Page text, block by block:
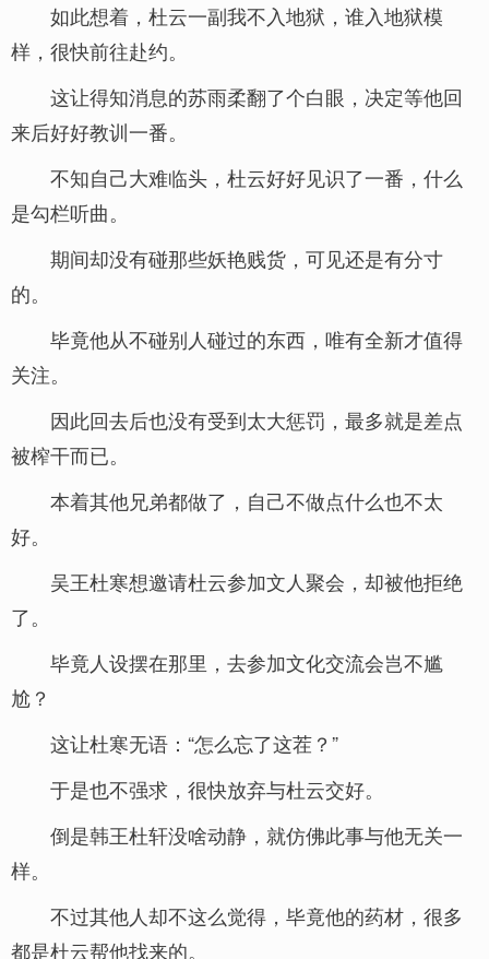
如此想着，杜云一副我不入地狱，谁入地狱模
样，很快前往赴约。
这让得知消息的苏雨柔翻了个白眼，决定等他回
来后好好教训一番。
不知自己大难临头，杜云好好见识了一番，什么
是勾栏听曲。
期间却没有碰那些妖艳贱货，可见还是有分寸
的。
毕竟他从不碰别人碰过的东西，唯有全新才值得
关注。
因此回去后也没有受到太大惩罚，最多就是差点
被榨干而已。
本着其他兄弟都做了，自己不做点什么也不太
好。
吴王杜寒想邀请杜云参加文人聚会，却被他拒绝
了。
毕竟人设摆在那里，去参加文化交流会岂不尴
尬？
这让杜寒无语：“怎么忘了这茬？”
于是也不强求，很快放弃与杜云交好。
倒是韩王杜轩没啥动静，就仿佛此事与他无关一
样。
不过其他人却不这么觉得，毕竟他的药材，很多
都是杜云帮他找来的。